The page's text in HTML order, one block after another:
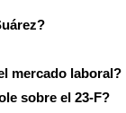
mercado laboral?
sobre el 23-F?